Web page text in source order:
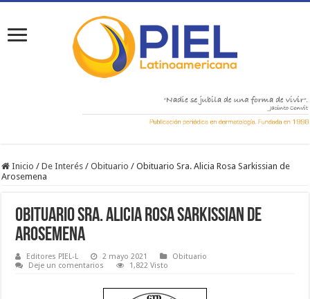
Inicio / De Interés / Obituario / Obituario Sra. Alicia Rosa Sarkissian de
Arosemena
Obituario Sra. Alicia Rosa Sarkissian de
Arosemena
Editores PIEL-L 2 mayo 2021
Obituario
Deje un comentarios
1,822 Visto